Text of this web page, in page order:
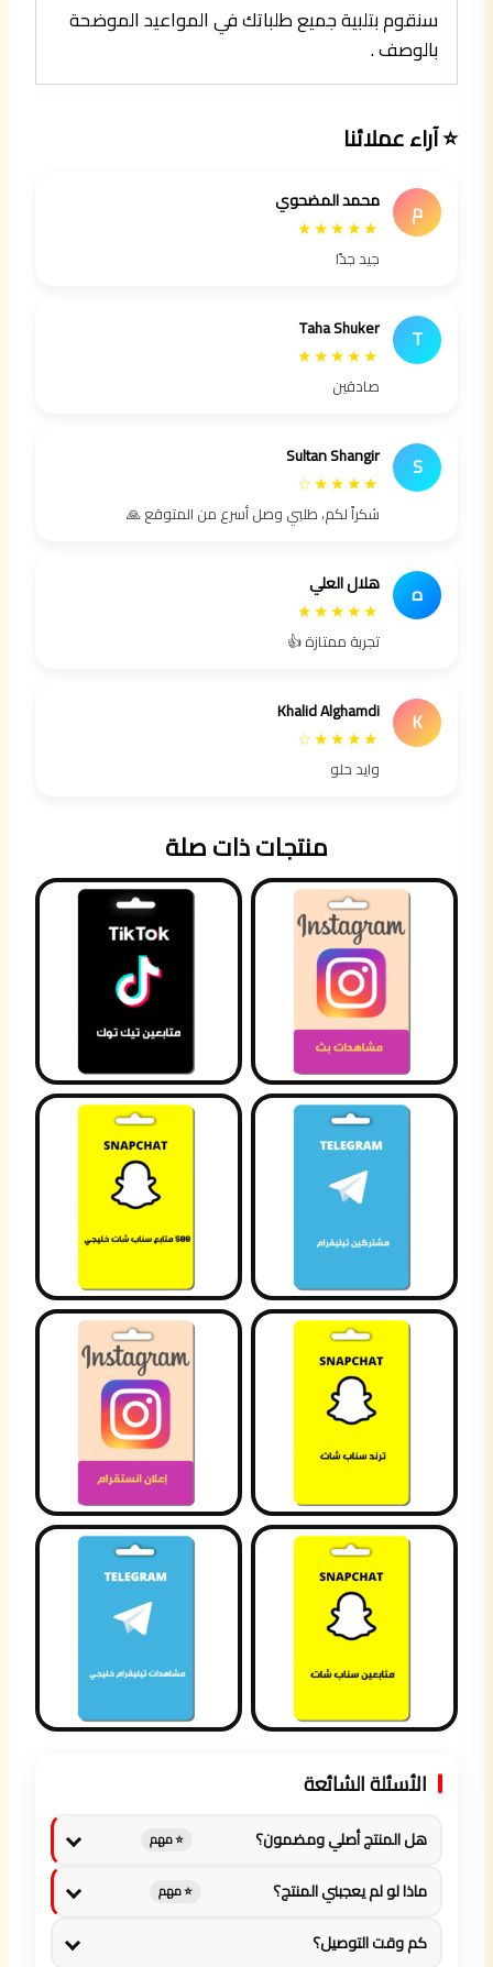
سنقوم بتلبية جميع طلباتك في المواعيد الموضحة
بالوصف .
⭐ آراء عملائنا
م محمد المضحوي
★★★★★
جيد جدًا
T
Taha Shuker
★★★★★
صادقين
S
Sultan Shangir
★★★★☆
شكراً لكم، طلبي وصل أسرع من المتوقع 🙏
ه هلال العلي
★★★★★
تجربة ممتازة 👍
K
Khalid Alghamdi
★★★★☆
وايد حلو
منتجات ذات صلة
الأسئلة الشائعة
هل المنتج أصلي ومضمون؟ ⭐ مهم
ماذا لو لم يعجبني المنتج؟ ⭐ مهم
كم وقت التوصيل؟